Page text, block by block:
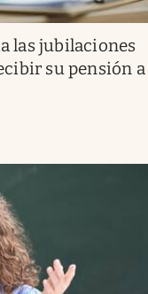
las jubilaciones
su pensión a